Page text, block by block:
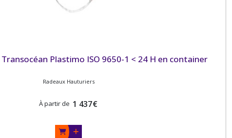
Plastimo ISO 9650-1 < 24 H en container
Radeaux Hauturiers
À partir de 1 437€